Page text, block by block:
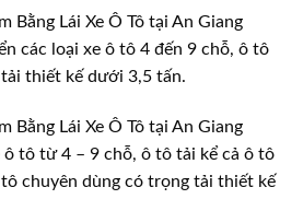
Bằng Lái Xe Ô Tô tại An Giang
các loại xe ô tô 4 đến 9 chỗ, ô tô
thiết kế dưới 3,5 tấn.
Bằng Lái Xe Ô Tô tại An Giang
ô tô từ 4 – 9 chỗ, ô tô tải kể cả ô tô
chuyên dùng có trọng tải thiết kế